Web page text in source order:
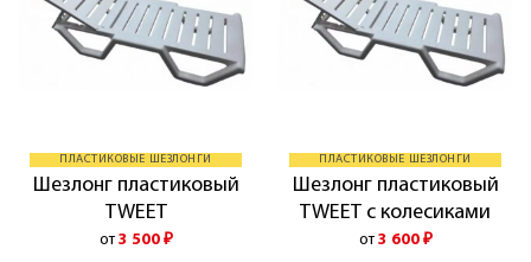
ПЛАСТИКОВЫЕ ШЕЗЛОНГИ
Шезлонг пластиковый
TWEET
от 3 500 ₽
ПЛАСТИКОВЫЕ ШЕЗЛОНГИ
Шезлонг пластиковый
TWEET с колесиками
от 3 600 ₽